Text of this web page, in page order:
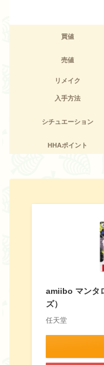
買値
売値
リメイク
入手方法
シチュエーション
HHAポイント
amiibo マンタ
ズ）
任天堂